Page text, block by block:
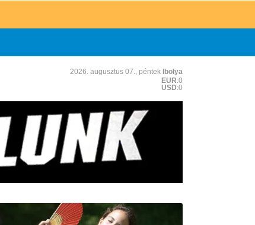
2026. augusztus 07., péntek Ibolya
EUR:0
USD:0